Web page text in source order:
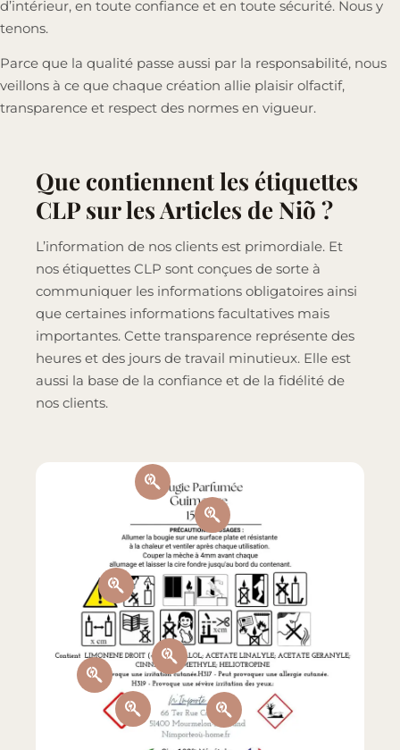
d’intérieur, en toute confiance et en toute sécurité. Nous y
tenons.
Parce que la qualité passe aussi par la responsabilité, nous
veillons à ce que chaque création allie plaisir olfactif,
transparence et respect des normes en vigueur.
Que contiennent les étiquettes
CLP sur les Articles de Niõ ?
L’information de nos clients est primordiale. Et
nos étiquettes CLP sont conçues de sorte à
communiquer les informations obligatoires ainsi
que certaines informations facultatives mais
importantes. Cette transparence représente des
heures et des jours de travail minutieux. Elle est
aussi la base de la confiance et de la fidélité de
nos clients.